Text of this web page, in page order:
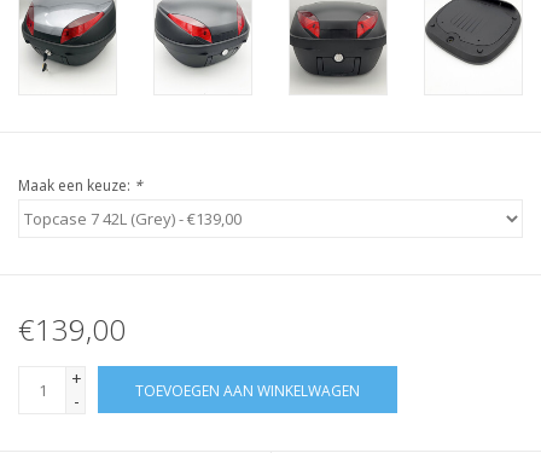
Maak een keuze: *
€139,00
+
-
TOEVOEGEN AAN WINKELWAGEN